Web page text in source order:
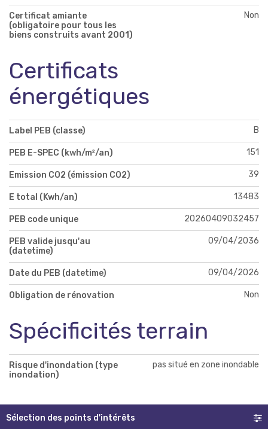
Certificat amiante
(obligatoire pour tous les
biens construits avant 2001)
Non
Certificats
énergétiques
Label PEB (classe) B
PEB E-SPEC (kwh/m²/an) 151
Emission CO2 (émission CO2) 39
E total (Kwh/an) 13483
PEB code unique 20260409032457
PEB valide jusqu'au
(datetime)
09/04/2036
Date du PEB (datetime) 09/04/2026
Obligation de rénovation Non
Spécificités terrain
Risque d'inondation (type
inondation)
pas situé en zone inondable
Sélection des points d'intérêts